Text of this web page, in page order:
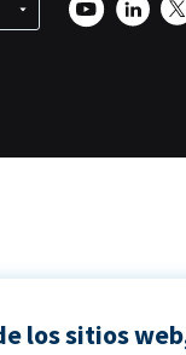
los sitios